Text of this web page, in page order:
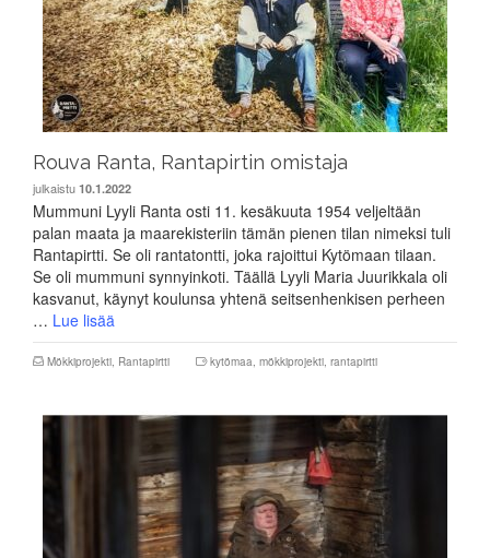
Rouva Ranta, Rantapirtin omistaja
julkaistu 10.1.2022
Mummuni Lyyli Ranta osti 11. kesäkuuta 1954 veljeltään
palan maata ja maarekisteriin tämän pienen tilan nimeksi tuli
Rantapirtti. Se oli rantatontti, joka rajoittui Kytömaan tilaan.
Se oli mummuni synnyinkoti. Täällä Lyyli Maria Juurikkala oli
kasvanut, käynyt koulunsa yhtenä seitsenhenkisen perheen
… Lue lisää
Mökkiprojekti, Rantapirtti kytömaa, mökkiprojekti, rantapirtti